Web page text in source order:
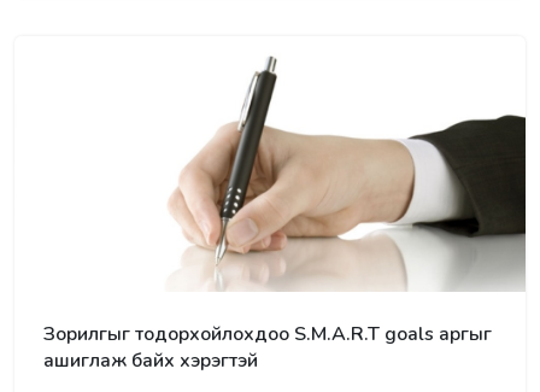
Зорилгыг тодорхойлохдоо S.M.A.R.T goals аргыг
ашиглаж байх хэрэгтэй